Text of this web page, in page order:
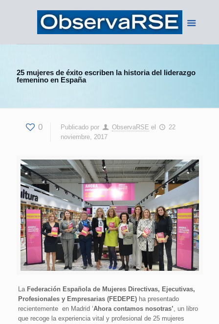
25 mujeres de éxito escriben la historia del liderazgo
femenino en España
0 Publicado por ObservaRSE el
22
noviembre, 2017
La Federación Española de Mujeres Directivas, Ejecutivas,
Profesionales y Empresarias (FEDEPE) ha presentado
recientemente en Madrid ‘Ahora contamos nosotras’, un libro
que recoge la experiencia vital y profesional de 25 mujeres